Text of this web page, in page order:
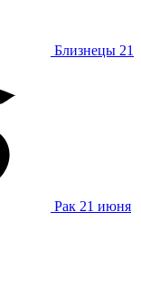
Близнецы 21
Рак 21 июня